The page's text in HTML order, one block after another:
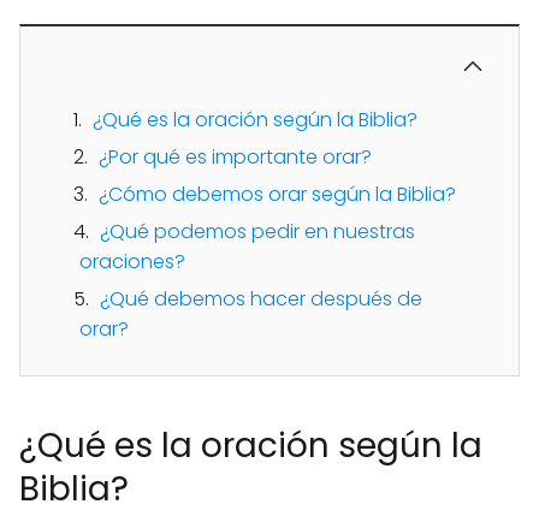
¿Qué es la oración según la Biblia?
¿Por qué es importante orar?
¿Cómo debemos orar según la Biblia?
¿Qué podemos pedir en nuestras
oraciones?
¿Qué debemos hacer después de
orar?
¿Qué es la oración según la
Biblia?